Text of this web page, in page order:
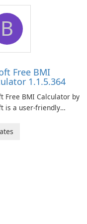
to help businesses
manage their
infrastructure.
B
Free BMI
1.1.5.364
Free BMI Calculator by
is a user-friendly
to help you